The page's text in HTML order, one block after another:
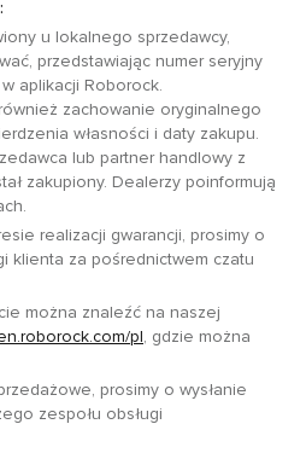
u lokalnego sprzedawcy,
przedstawiając numer seryjny
aplikacji Roborock.
zachowanie oryginalnego
własności i daty zakupu.
lub partner handlowy z
zakupiony. Dealerzy poinformują
realizacji gwarancji, prosimy o
klienta za pośrednictwem czatu
można znaleźć na naszej
pl, gdzie można
prosimy o wysłanie
zespołu obsługi